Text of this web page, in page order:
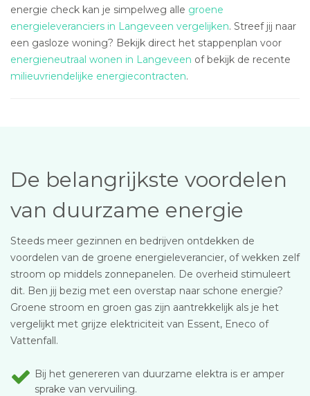
energie check kan je simpelweg alle groene
energieleveranciers in Langeveen vergelijken. Streef jij naar
een gasloze woning? Bekijk direct het stappenplan voor
energieneutraal wonen in Langeveen of bekijk de recente
milieuvriendelijke energiecontracten.
De belangrijkste voordelen
van duurzame energie
Steeds meer gezinnen en bedrijven ontdekken de
voordelen van de groene energieleverancier, of wekken zelf
stroom op middels zonnepanelen. De overheid stimuleert
dit. Ben jij bezig met een overstap naar schone energie?
Groene stroom en groen gas zijn aantrekkelijk als je het
vergelijkt met grijze elektriciteit van Essent, Eneco of
Vattenfall.
Bij het genereren van duurzame elektra is er amper
sprake van vervuiling.